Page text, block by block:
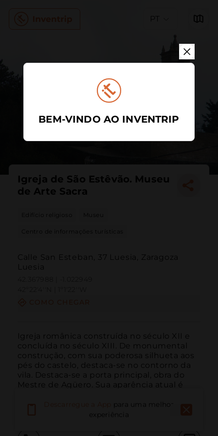
PT
Igreja de São Estêvão. Museu
de Arte Sacra
Edifício religioso Museu
Centro de informações turísticas
Calle San Esteban, 37 Luesia, Zaragoza
Luesia
Igreja românica construída no século XII e
concluída no século XIII. De monumental
construção, com sua poderosa silhueta aos
pés do castelo, destaca-se no contorno da
vila. Destaca-se a porta principal, obra do
Mestre de Agüero. Sua aparência atual é
para uma melhor
experiência
BEM-VINDO AO INVENTRIP